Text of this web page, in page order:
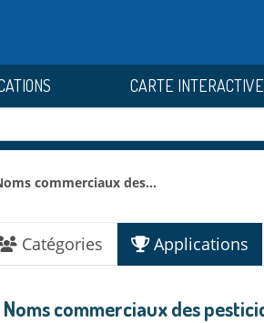
CARTE INTERACTIVE
commerciaux des...
Catégories Applications
commerciaux des